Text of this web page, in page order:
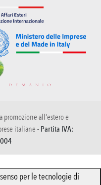
promozione all’estero e
italiane - Partita IVA:
per le tecnologie di